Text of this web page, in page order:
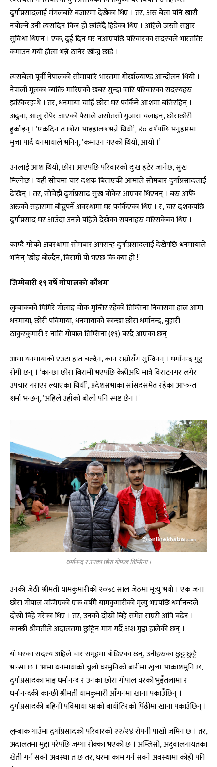
दुर्गाप्रसादलाई मंगलबारे बजारमा देखेका थिए । तर, अरु बेला पनि खासै
नबोल्ने उनी त्यसदिन किन हो छलिंदै हिंडेका थिए । अहिले जस्तो सञ्चार
सुविधा थिएन । एक, दुई दिन घर नआएपछि परिवारका सदस्यले भारततिर
कमाउन गयो होला भन्ने ठानेर खोज्न छाडे ।
त्यसबेला पूर्वी नेपालको सीमापारि भारतमा गोर्खाल्याण्ड आन्दोलन थियो ।
नेपाली मूलका व्यक्ति मारिएको खबर सुन्दा वारि परिवारका सदस्यहरु
झस्किरहन्थे । तर, धनमाया चाहिं छोरा घर फर्किने आशमा बसिरहिन् ।
अदुवा, आलु रोपेर आएको पैसाले जसोतसो गुजारा चलाइन्, छोराछोरी
हुर्काइन् । ‘एकदिन त छोरा आइहाल्छ भन्ने थियो’, ४० वर्षपछि अनुहारमा
मुजा पार्दै धनमायाले भनिन्, ‘कमाउन गएको थियो, आयो ।’
उनलाई आश थियो, छोरा आएपछि परिवारको दुःख हटेर जानेछ, सुख
मिल्नेछ । यही सोचमा चार दशक बिताएकी आमाले सोमबार दुर्गाप्रसादलाई
देखिन् । तर, सोचेझैं दुर्गाप्रसाद सुख बोकेर आएका थिएनन् । बरु आफैं
अरुको सहारामा बाँच्नुपर्ने अवस्थामा घर फर्किएका थिए । र, चार दशकपछि
दुर्गाप्रसाद घर आउँदा उनले पहिले देखेका सपनाहरु मरिसकेका थिए ।
काम्दै गरेको अवस्थामा सोमबार अपरान्ह दुर्गाप्रसादलाई देखेपछि धनमायाले
भनिन् ‘खोइ बोल्दैन, बिरामी पो भएछ कि क्या हो !’
जिम्मेवारी १९ वर्षे गोपालको काँधमा
लुम्बाकको घिमिरे गोलाइ चोक मुन्तिर रहेको तिम्सिना निवासमा हाल आमा
धनमाया, छोरी पविमाया, धनमायाको कान्छा छोरा धर्मानन्द, बुहारी
ठाकुरकुमारी र नाति गोपाल तिम्सिना (१९) बस्दै आएका छन् ।
आमा धनमायाको एउटा हात चल्दैन, कान राम्रोसँग सुन्दिनन् । धर्मानन्द मुटु
रोगी छन् । ‘कान्छा छोरा बिरामी भएपछि केहीअघि मात्रै विराटनगर लगेर
उपचार गराएर ल्याएका थियौं’, प्रदेशसभाका सांसदसमेत रहेका आफन्त
शर्मा भन्छन्, ‘अहिले उहाँको बोली पनि स्पष्ट छैन ।’
धर्मानन्द र उनका छोरा गोपाल तिम्सिना ।
उनकी जेठी श्रीमती यामकुमारीको २०५८ साल जेठमा मृत्यु भयो । एक जना
छोरा गोपाल जन्मिएको एक वर्षमै यामकुमारीको मृत्यु भएपछि धर्मानन्दले
दोस्रो बिहे गरेका थिए । तर, उनको दोस्रो बिहे समेत राम्ररी अघि बढेन ।
कान्छी श्रीमतीले अदालतमा छुट्टिन माग गर्दै अंश मुद्दा हालेकी छन् ।
यो घरका सदस्य अहिले चार समूहमा बाँडिएका छन्, उनीहरुका छुट्टाछुट्टै
भान्सा छ । आमा धनमायाको चुलो घरमुनिको बारीमा खुला आकाशमुनि छ,
दुर्गाप्रसादका भाइ धर्मानन्द र उनका छोरा गोपाल घरको भुइँतलामा र
धर्मानन्दकी कान्छी श्रीमती यामकुमारी आँगनमा खाना पकाउँछिन् ।
दुर्गाप्रसादकी बहिनी पविमाया घरको बायाँतिरको पिंढीमा खाना पकाउँछिन् ।
लुम्बाक गाउँमा दुर्गाप्रसादको परिवारको २२/२४ रोपनी पाखो जमिन छ । तर,
अदालतमा मुद्दा परेपछि जग्गा रोक्का भएको छ । अम्लिसो, अदुवालगायतका
खेती गर्न सक्ने अवस्था त छ तर, घरमा काम गर्न सक्ने अवस्थामा कोही पनि